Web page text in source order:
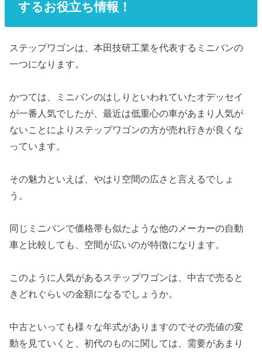
するお役立ち情報！
ステップワゴンは、本田技研工業を代表するミニバンの
一つになります。
かつては、ミニバンのはしりといわれていたオデッセイ
が一番人気でしたが、最近は低重心の車があまり人気が
ないことによりステップワゴンの方が売れ行きが良くな
っています。
その魅力といえば、やはり空間の広さと言えるでしょ
う。
同じミニバンで価格帯も似たような他のメーカーの自動
車と比較しても、空間が広いのが特徴になります。
このように人気があるステップワゴンは、中古で売ると
きどれぐらいの金額になるでしょうか。
中古といっても様々な年式がありますのでその売値の変
動を見ていくと、初代のものに関しては、需要があまり